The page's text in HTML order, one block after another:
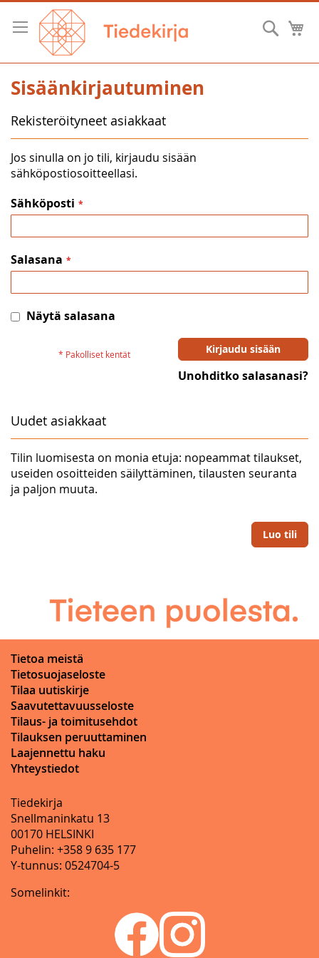
Skip
Content
Hae
Sisäänkirjautuminen
Rekisteröityneet asiakkaat
Jos sinulla on jo tili, kirjaudu sisään
sähköpostiosoitteellasi.
Sähköposti
Salasana
Näytä salasana
Kirjaudu sisään
Unohditko salasanasi?
Uudet asiakkaat
Tilin luomisesta on monia etuja: nopeammat tilaukset,
useiden osoitteiden säilyttäminen, tilausten seuranta
ja paljon muuta.
Luo tili
Tietoa meistä
Tietosuojaseloste
Tilaa uutiskirje
Saavutettavuusseloste
Tilaus- ja toimitusehdot
Tilauksen peruuttaminen
Laajennettu haku
Yhteystiedot
Tiedekirja
Snellmaninkatu 13
00170 HELSINKI
Puhelin: +358 9 635 177
Y-tunnus: 0524704-5
Somelinkit: